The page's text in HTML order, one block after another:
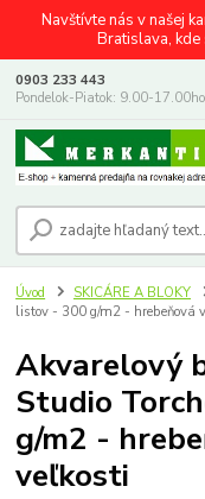
Navštívte nás v našej
Bratislava,
0903 233 443
Pondelok-Piatok: 9.00-
Úvod SKICÁRE A BLOKY
listov - 300 g/m2 - hrebeňová
Akvarelový
Studio
g/m2 -
veľkosti